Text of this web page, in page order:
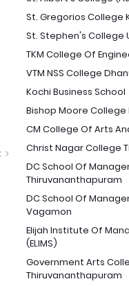
St. Gregorios College
St. Stephen's College
TKM College Of
VTM NSS College
Kochi Business School
Bishop Moore College
CM College Of Arts
Christ Nagar College
DC School Of
Thiruvananthapuram
DC School Of
Vagamon
Elijah Institute Of
(ELIMS)
Government Arts
Thiruvananthapuram